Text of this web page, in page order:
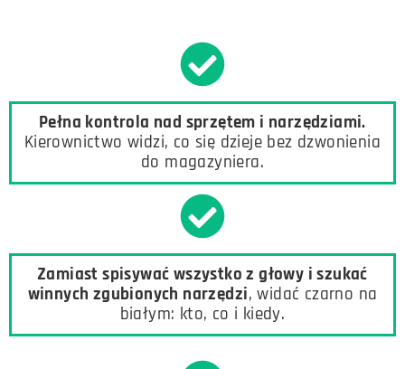
Pełna kontrola nad sprzętem i narzędziami.
Kierownictwo widzi, co się dzieje bez dzwonienia
do magazyniera.
Zamiast spisywać wszystko z głowy i szukać
winnych zgubionych narzędzi, widać czarno na
białym: kto, co i kiedy.